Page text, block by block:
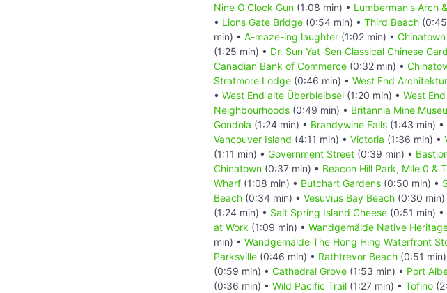
Nine O'Clock Gun (1:08 min) • Lumberman's Arch
• Lions Gate Bridge (0:54 min) • Third Beach
min) • A-maze-ing laughter (1:02 min) •
(1:25 min) • Dr. Sun Yat-Sen Classical Chinese
Canadian Bank of Commerce (0:32 min) •
Stratmore Lodge (0:46 min) • West End
• West End alte Überbleibsel (1:20 min) • West
Neighbourhoods (0:49 min) • Britannia Mine
Gondola (1:24 min) • Brandywine Falls (1:43 min) •
Vancouver Island (4:11 min) • Victoria (1:36 min) •
(1:11 min) • Government Street (0:39 min) •
Chinatown (0:37 min) • Beacon Hill Park, Mile 0 &
Wharf (1:08 min) • Butchart Gardens (0:50 min) •
Beach (0:34 min) • Vesuvius Bay Beach (0:30 min)
(1:24 min) • Salt Spring Island Cheese (0:51 min) •
at Work (1:09 min) • Wandgemälde Native
min) • Wandgemälde The Hong Hing Waterfront
Parksville (0:46 min) • Rathtrevor Beach (0:51 min)
(0:59 min) • Cathedral Grove (1:53 min) • Port
(0:36 min) • Wild Pacific Trail (1:27 min) • Tofino